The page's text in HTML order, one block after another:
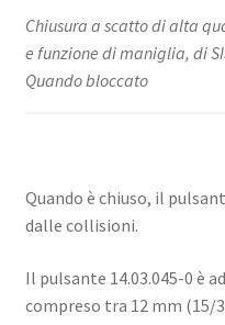
Chiusura a scatto di alta
e funzione di maniglia, di
Quando bloccato
Quando è chiuso, il
dalle collisioni.
Il pulsante 14.03.045-0 è
compreso tra 12 mm (15/